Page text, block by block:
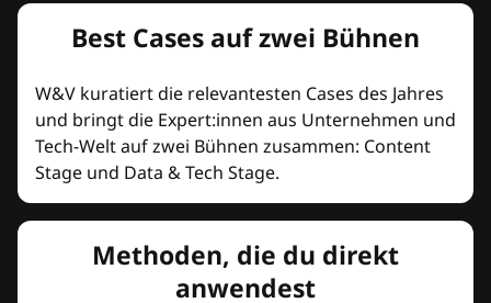
Best Cases auf zwei Bühnen
W&V kuratiert die relevantesten Cases des Jahres
und bringt die Expert:innen aus Unternehmen und
Tech-Welt auf zwei Bühnen zusammen: Content
Stage und Data & Tech Stage.
Methoden, die du direkt
anwendest